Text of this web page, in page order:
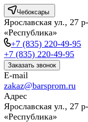
Чебоксары
Ярославская ул., 27
«Республика»
+7 (835) 220-49-95
+7 (835) 220-49-95
Заказать звонок
E-mail
zakaz@barsprom.ru
Адрес
Ярославская ул., 27
«Республика»